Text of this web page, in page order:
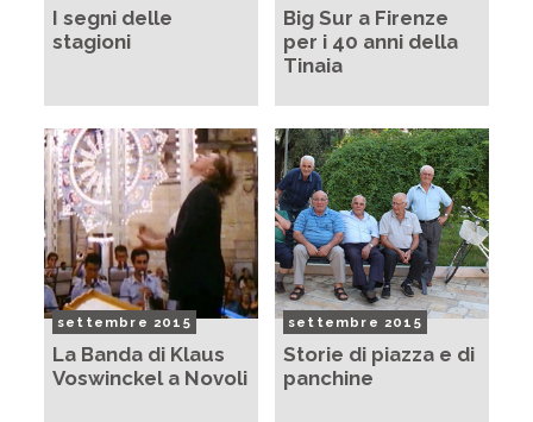
I segni delle
stagioni
Big Sur a Firenze
per i 40 anni della
Tinaia
settembre 2015
La Banda di Klaus
Voswinckel a Novoli
settembre 2015
Storie di piazza e di
panchine